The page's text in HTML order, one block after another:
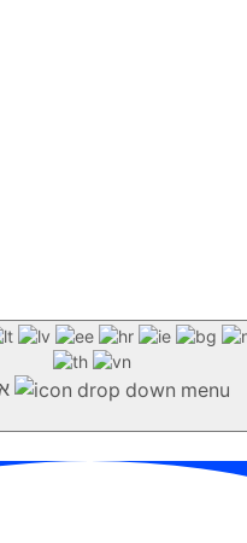
אנגלית